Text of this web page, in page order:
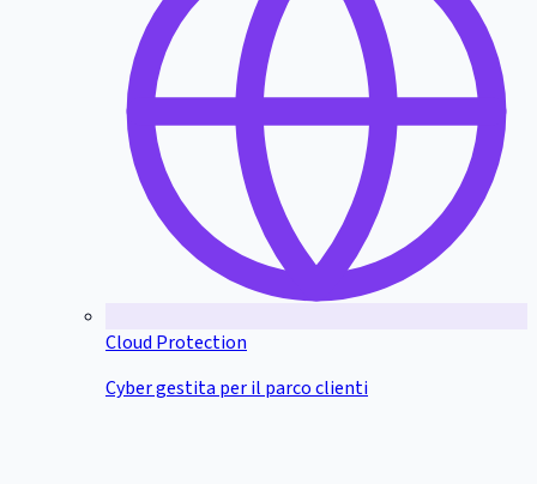
Cloud Protection
Cyber gestita per il parco clienti